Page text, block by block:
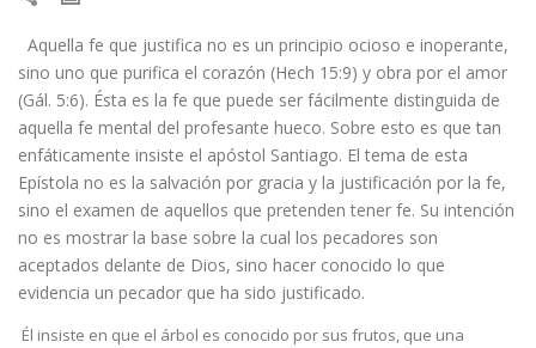
​ Aquella fe que justifica no es un principio ocioso e inoperante,
sino uno que purifica el corazón (Hech 15:9) y obra por el amor
(Gál. 5:6). Ésta es la fe que puede ser fácilmente distinguida de
aquella fe mental del profesante hueco. Sobre esto es que tan
enfáticamente insiste el apóstol Santiago. El tema de esta
Epístola no es la salvación por gracia y la justificación por la fe,
sino el examen de aquellos que pretenden tener fe. Su intención
no es mostrar la base sobre la cual los pecadores son
aceptados delante de Dios, sino hacer conocido lo que
evidencia un pecador que ha sido justificado.
Él insiste en que el árbol es conocido por sus frutos, que una